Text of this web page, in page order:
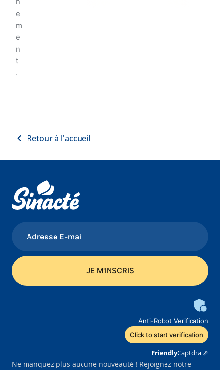
e
m
e
n
t
.
Retour à l'accueil
Anti-Robot Verification
Click to start verification
FriendlyCaptcha ⇗
Ne manquez plus aucune nouveauté ! Rejoignez notre